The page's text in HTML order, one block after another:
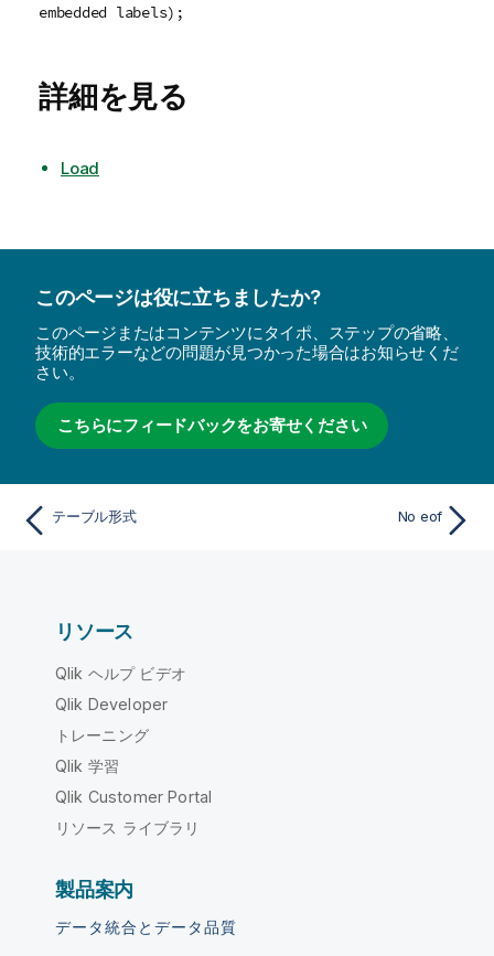
embedded labels);
詳細を見る
Load
このページは役に立ちましたか?
このページまたはコンテンツにタイポ、ステップの省略、
技術的エラーなどの問題が見つかった場合はお知らせくだ
さい。
こちらにフィードバックをお寄せください
テーブル形式 No eof
リソース
Qlik ヘルプ ビデオ
Qlik Developer
トレーニング
Qlik 学習
Qlik Customer Portal
リソース ライブラリ
製品案内
データ統合とデータ品質